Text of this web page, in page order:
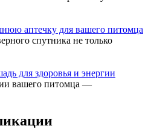
аптечку для вашего питомца
спутника не только
для здоровья и энергии
вашего питомца —